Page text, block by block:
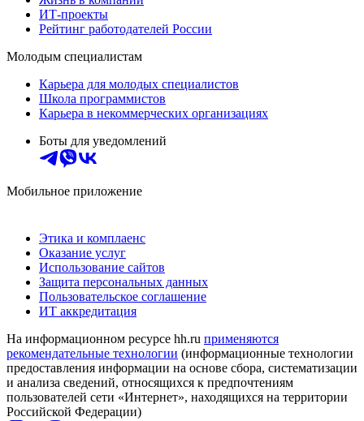
ИТ-проекты
Рейтинг работодателей России
Молодым специалистам
Карьера для молодых специалистов
Школа программистов
Карьера в некоммерческих организациях
Боты для уведомлений
Мобильное приложение
Этика и комплаенс
Оказание услуг
Использование сайтов
Защита персональных данных
Пользовательское соглашение
ИТ аккредитация
На информационном ресурсе hh.ru применяются
рекомендательные технологии (информационные технологии
предоставления информации на основе сбора, систематизации
и анализа сведений, относящихся к предпочтениям
пользователей сети «Интернет», находящихся на территории
Российской Федерации)